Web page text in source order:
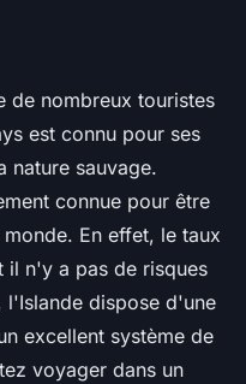
de nombreux touristes
est connu pour ses
nature sauvage.
connue pour être
En effet, le taux
il n'y a pas de risques
l'Islande dispose d'une
excellent système de
voyager dans un